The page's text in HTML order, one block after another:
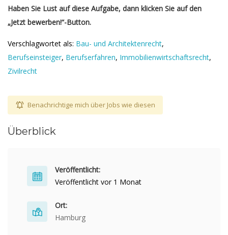
Haben Sie Lust auf diese Aufgabe, dann klicken Sie auf den
„Jetzt bewerben!“-Button.
Verschlagwortet als: Bau- und Architektenrecht,
Berufseinsteiger, Berufserfahren, Immobilienwirtschaftsrecht,
Zivilrecht
Benachrichtige mich über Jobs wie diesen
Überblick
Veröffentlicht:
Veröffentlicht vor 1 Monat
Ort:
Hamburg